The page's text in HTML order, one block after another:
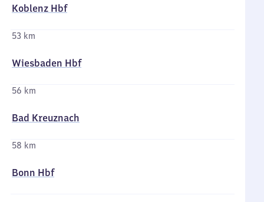
Koblenz Hbf
53 km
Wiesbaden Hbf
56 km
Bad Kreuznach
58 km
Bonn Hbf